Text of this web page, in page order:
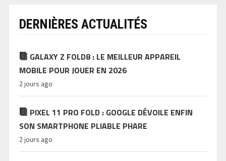
DERNIÈRES ACTUALITÉS
GALAXY Z FOLD8 : LE MEILLEUR APPAREIL
MOBILE POUR JOUER EN 2026
2 jours ago
PIXEL 11 PRO FOLD : GOOGLE DÉVOILE ENFIN
SON SMARTPHONE PLIABLE PHARE
2 jours ago